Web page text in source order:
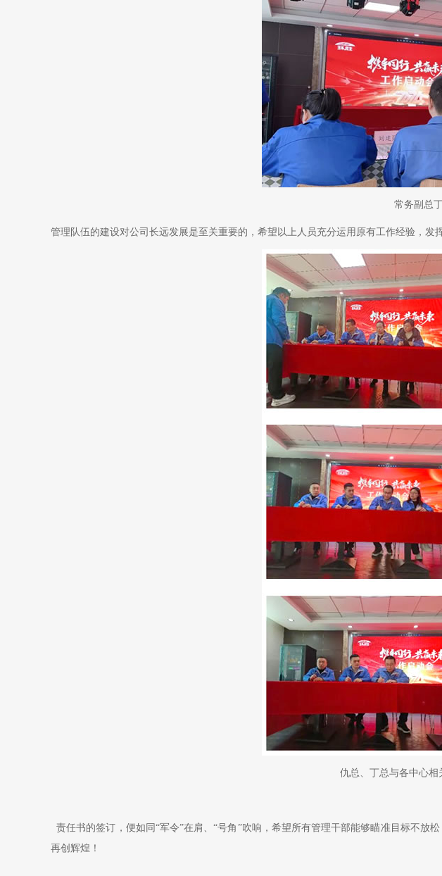
常务副总
管理队伍的建设对公司长远发展是至关重要的，希望以上人员充分运用原有工作经验，
仇总、丁总与各中心相
责任书的签订，便如同“军令”在肩、“号角”吹响，希望所有管理干部能够瞄准目标不
再创辉煌！